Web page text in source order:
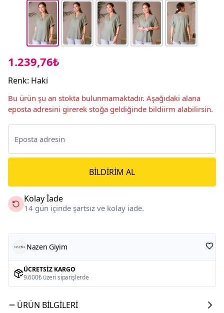
1.239,76₺
Renk: Haki
Bu ürün şu an stokta bulunmamaktadır. Aşağıdaki alana
eposta adresini girerek stoğa geldiğinde bildiirm alabilirsin.
BILDIRIM AL
Kolay İade
14 gün içinde şartsız ve kolay iade.
Nazen Giyim
ÜCRETSIZ KARGO
9.600₺ üzeri siparişlerde
ÜRÜN BILGILERI